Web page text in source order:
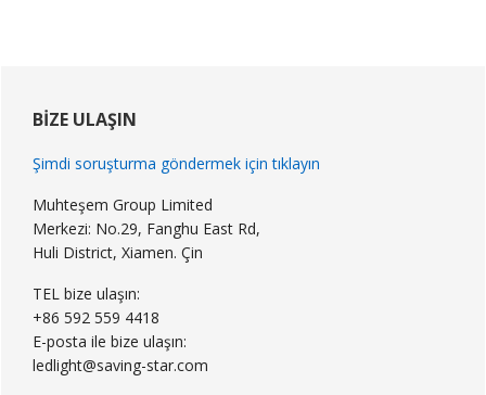
Kenar
Çubuğu
BIZE ULAŞIN
Şimdi soruşturma göndermek için tıklayın
Muhteşem Group Limited
Merkezi: No.29, Fanghu East Rd,
Huli District, Xiamen. Çin
TEL bize ulaşın:
+86 592 559 4418
E-posta ile bize ulaşın:
ledlight@saving-star.com